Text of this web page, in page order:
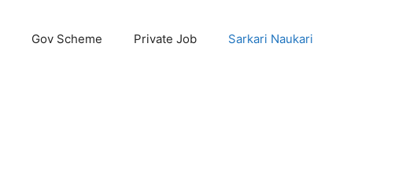
Gov Scheme Private Job Sarkari Naukari